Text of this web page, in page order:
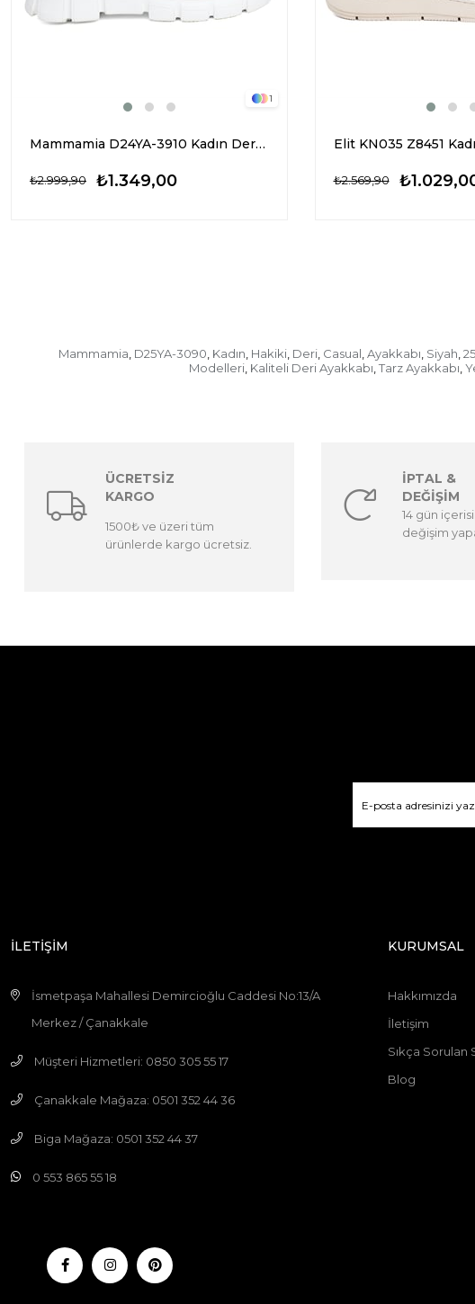
1
Mammamia D24YA-3910 Kadın Deri Casual Ayakkabı Gri
₺1.349,00
₺2.999,90 ₺2.569,90
Mammamia, D25YA-3090, Kadın, Hakiki, Deri, Casual, Ayakkabı, Siyah,
Modelleri, Kaliteli Deri Ayakkabı, Tarz Ayakkabı,
ÜCRETSİZ
KARGO
1500₺ ve üzeri tüm
ürünlerde kargo ücretsiz.
İPTAL &
DEĞİŞİM
14 gün
değişim
İLETİŞİM
İsmetpaşa Mahallesi Demircioğlu Caddesi No:13/A
Merkez / Çanakkale
Müşteri Hizmetleri: 0850 305 55 17
Çanakkale Mağaza: 0501 352 44 36
Biga Mağaza: 0501 352 44 37
0 553 865 55 18
KURUMSAL
Hakkımızda
İletişim
Sıkça Sorulan
Blog